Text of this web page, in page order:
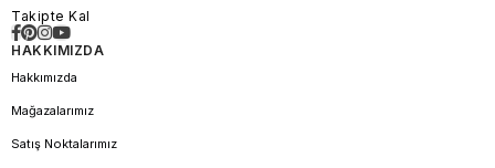
Takipte Kal
HAKKIMIZDA
Hakkımızda
Mağazalarımız
Satış Noktalarımız